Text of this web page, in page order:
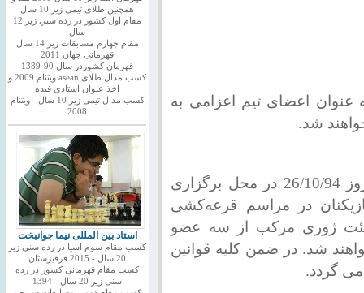
بندی، 5 نفر اول به عنوان اعضای تیم اعزامی به
10-قرعه‌کشی مسابقات در ساعت 15 روز 26/10/94 در محل برگزاری
در مراسم قرعه‌کشی
ژوری مرکب از سه عضو
شد. در ضمن کلیه قوانین
گردد.
همچنین طلای تیمی زیر 10 سال
مقام اول كشور در رده سني زير 12
سال
مقام چهارم مسابقات زیر 14 سال
قهرمانی جهان 2011
قهرمان کشوردر سال 90-1389
کسب مدال طلای asean ویتنام 2009 و
اخذ عنوان استادی فیده
کسب مدال تیمی زیر 10 سال - ویتنام
2008
استاد بین المللی نیما جوانبخت
کسب مقام سوم اسیا در رده سنی زیر
20 سال - 2015 قرقیزستان
کسب مقام قهرمانی کشور در رده
سنی زیر 20 سال - 1394